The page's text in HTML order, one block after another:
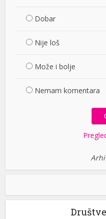
Dobar
Nije loš
Može i bolje
Nemam komentara